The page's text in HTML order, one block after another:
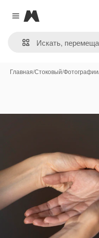
Close menu
Magnific
Главная/Стоковый/Фотографии